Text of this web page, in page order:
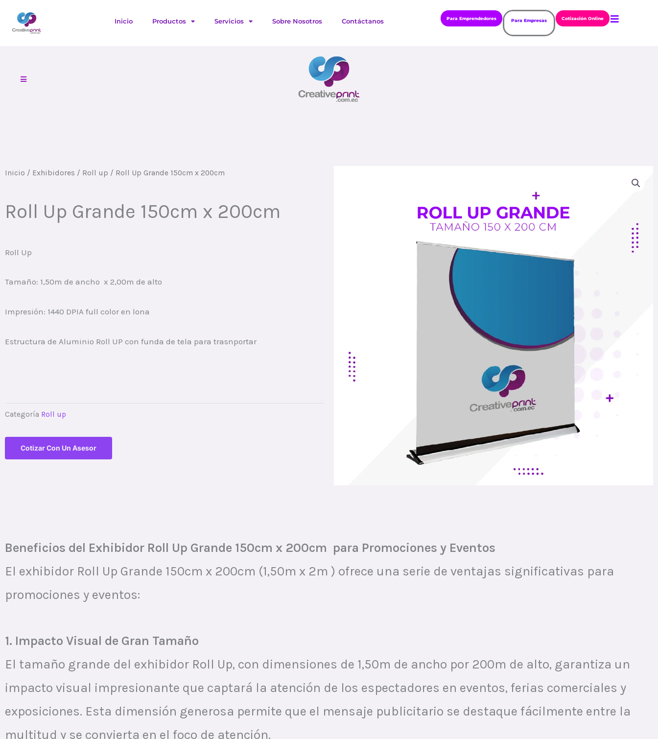
Inicio Productos Servicios Sobre Nosotros Contáctanos Para Emprendedores Para Empresas Cotización Online
Inicio / Exhibidores / Roll up / Roll Up Grande 150cm x 200cm
Roll Up Grande 150cm x 200cm
Roll Up
Tamaño: 1,50m de ancho x 2,00m de alto
Impresión: 1440 DPIA full color en lona
Estructura de Aluminio Roll UP con funda de tela para trasnportar
Categoría Roll up
Cotizar Con Un Asesor
Beneficios del Exhibidor Roll Up Grande 150cm x 200cm para Promociones y Eventos
El exhibidor Roll Up Grande 150cm x 200cm (1,50m x 2m ) ofrece una serie de ventajas significativas para
promociones y eventos:
1. Impacto Visual de Gran Tamaño
El tamaño grande del exhibidor Roll Up, con dimensiones de 1,50m de ancho por 200m de alto, garantiza un
impacto visual impresionante que captará la atención de los espectadores en eventos, ferias comerciales y
exposiciones. Esta dimensión generosa permite que el mensaje publicitario se destaque fácilmente entre la
multitud y se convierta en el foco de atención.